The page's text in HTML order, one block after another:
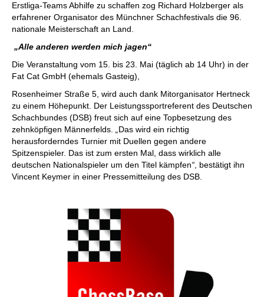
Erstliga-Teams Abhilfe zu schaffen zog Richard Holzberger als
erfahrener Organisator des Münchner Schachfestivals die 96.
nationale Meisterschaft an Land.
„Alle anderen werden mich jagen“
Die Veranstaltung vom 15. bis 23. Mai (täglich ab 14 Uhr) in der
Fat Cat GmbH (ehemals Gasteig),
Rosenheimer Straße 5, wird auch dank Mitorganisator Hertneck
zu einem Höhepunkt. Der Leistungssportreferent des Deutschen
Schachbundes (DSB) freut sich auf eine Topbesetzung des
zehnköpfigen Männerfelds.
Das wird ein richtig
herausforderndes Turnier mit Duellen gegen andere
Spitzenspieler. Das ist zum ersten Mal, dass wirklich alle
deutschen Nationalspieler um den Titel kämpfen“ , bestätigt ihn
Vincent Keymer in einer Pressemitteilung des DSB.